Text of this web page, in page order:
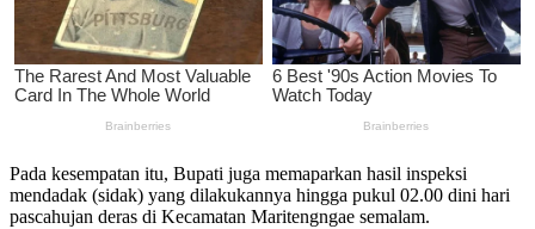
Pada kesempatan itu, Bupati juga memaparkan hasil inspeksi
mendadak (sidak) yang dilakukannya hingga pukul 02.00 dini hari
pascahujan deras di Kecamatan Maritengngae semalam.